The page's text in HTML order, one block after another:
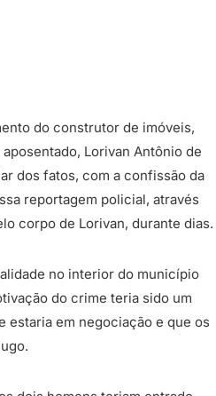
do construtor de imóveis,
Lorivan Antônio de
dos fatos, com a confissão da
reportagem policial, através
corpo de Lorivan, durante dias.
no interior do município
do crime teria sido um
estaria em negociação e que os